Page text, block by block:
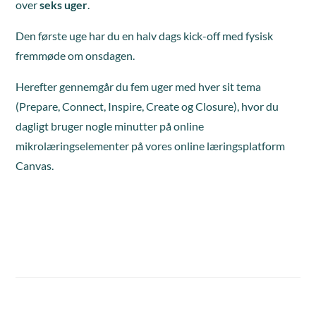
overseks uger.
Den første uge har du en halv dags kick-off med fysisk
fremmøde om onsdagen.
Herefter gennemgår du fem uger med hver sit tema
(Prepare, Connect, Inspire, Create og Closure), hvor du
dagligt bruger nogle minutter på online
mikrolæringselementer på vores online læringsplatform
Canvas.